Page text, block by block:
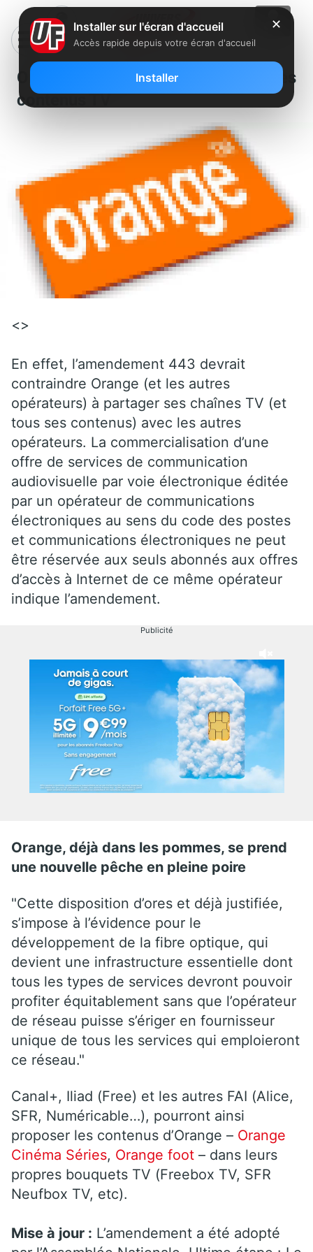
Orange contraint de partager ses
contenus TV
<>
En effet, l’amendement 443 devrait
contraindre Orange (et les autres
opérateurs) à partager ses chaînes TV (et
tous ses contenus) avec les autres
opérateurs. La commercialisation d’une
offre de services de communication
audiovisuelle par voie électronique éditée
par un opérateur de communications
électroniques au sens du code des postes
et communications électroniques ne peut
être réservée aux seuls abonnés aux offres
d’accès à Internet de ce même opérateur
indique l’amendement.
Publicité
Orange, déjà dans les pommes, se prend
une nouvelle pêche en pleine poire
"Cette disposition d’ores et déjà justifiée,
s’impose à l’évidence pour le
développement de la fibre optique, qui
devient une infrastructure essentielle dont
tous les types de services devront pouvoir
profiter équitablement sans que l’opérateur
de réseau puisse s’ériger en fournisseur
unique de tous les services qui emploieront
ce réseau."
Canal+, Iliad (Free) et les autres FAI (Alice,
SFR, Numéricable…), pourront ainsi
proposer les contenus d’Orange – Orange
Cinéma Séries, Orange foot – dans leurs
propres bouquets TV (Freebox TV, SFR
Neufbox TV, etc).
Mise à jour : L’amendement a été adopté
✕
Installer sur l'écran d'accueil
Accès rapide depuis votre écran d'accueil
Installer